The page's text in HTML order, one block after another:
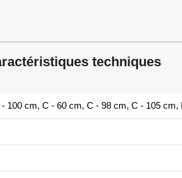
techniques
100 cm, C - 60 cm, C - 98 cm, C - 105 cm,